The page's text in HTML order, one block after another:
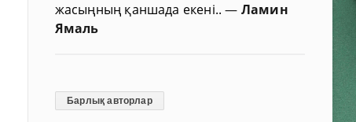
жасыңның қаншада екені..— Ламин
Ямаль
Барлық авторлар